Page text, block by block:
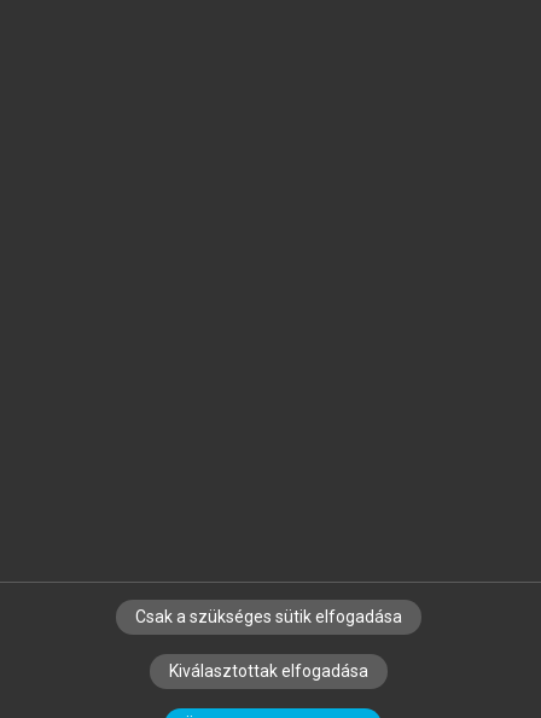
SZERZŐKNEK CÉGEKNEK KÖNYVTÁROSOKNAK
SZERKESZTÉSI ÉS LEKTORÁLÁSI ALAPELVEK
Csak a szükséges sütik elfogadása
Kiválasztottak elfogadása